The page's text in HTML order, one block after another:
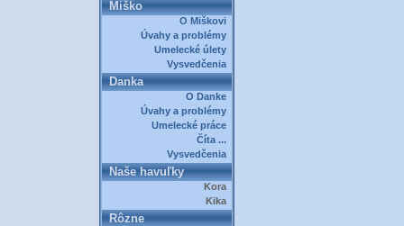
Miško
O Miškovi
Úvahy a problémy
Umelecké úlety
Vysvedčenia
Danka
O Danke
Úvahy a problémy
Umelecké práce
Číta ...
Vysvedčenia
Naše havuľky
Kora
Kika
Rôzne